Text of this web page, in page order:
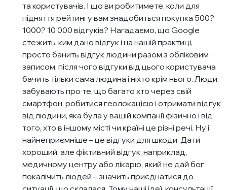
та користувачів. І що ви робитимете, коли для
підняття рейтингу вам знадобиться покупка 500?
1000? 10 000 відгуків? Нагадаємо, що Google
стежить, ким дано відгук і на нашій практиці,
просто банить відгук людини разом з обліковим
записом, після чого відгуки від цього користувача
бачить тільки сама людина і ніхто крім нього. Люди
забувають про те, що багато хто через свій
смартфон, робитися геолокацією і отримати відгук
від людини, яка була у вашій компанії фізично і від
того, хто в іншому місті чи країні це різні речі. Ну і
найнеприємніше – це відгуки для шкоди. Дати
хороший, але фіктивний відгук, наприклад,
медичному центру або лікарю, який не дай бог
покалічить людей – значить приєднатися до